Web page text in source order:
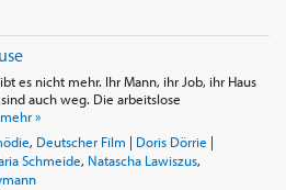
es nicht mehr. Ihr Mann, ihr Job, ihr Haus
auch weg. Die arbeitslose
mehr »
, Deutscher Film | Doris Dörrie |
Schmeide, Natascha Lawiszus,